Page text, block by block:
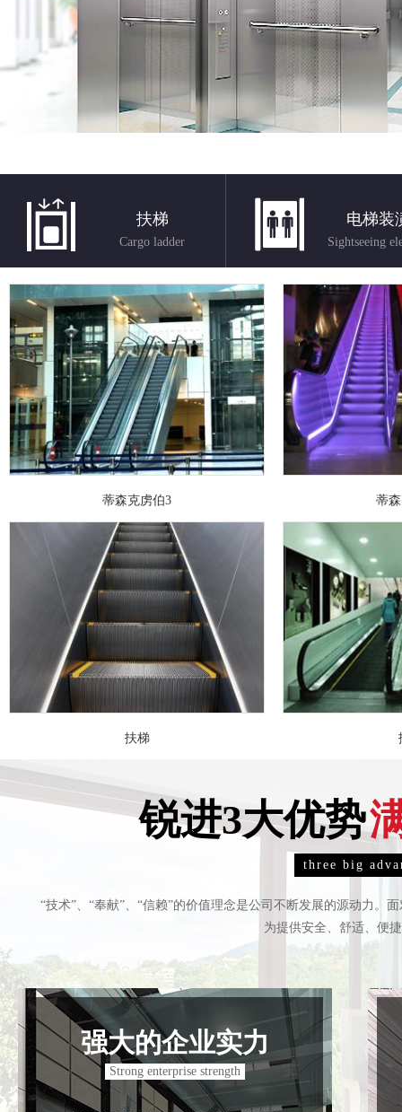
扶梯
Cargo ladder
电梯装
Sightseeing
蒂森克虏伯3 蒂
扶梯
电梯装潢
锐进3大优势
three big
“技术”、“奉献”、“信赖”的价值理念是公司不断发展的源动力
为提供安全、舒适、便
强大的企业实力
Strong enterprise strength